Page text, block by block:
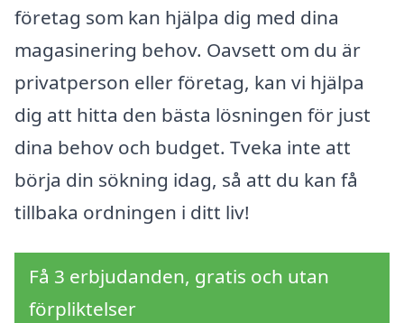
företag som kan hjälpa dig med dina
magasinering behov. Oavsett om du är
privatperson eller företag, kan vi hjälpa
dig att hitta den bästa lösningen för just
dina behov och budget. Tveka inte att
börja din sökning idag, så att du kan få
tillbaka ordningen i ditt liv!
Få 3 erbjudanden, gratis och utan
förpliktelser